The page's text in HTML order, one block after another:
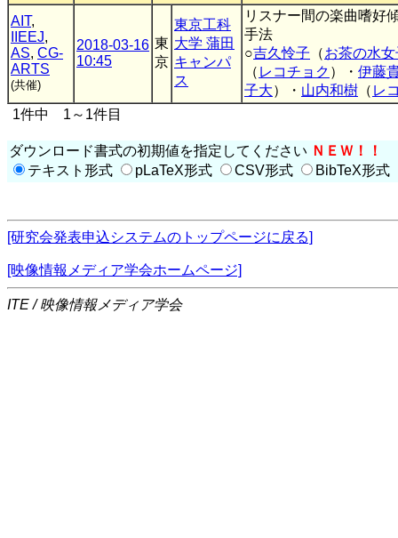
AIT,
IIEEJ,
AS, CG-
ARTS
(共催)
2018-03-16
10:45
東
京
東京工科
大学 蒲田
キャンパ
ス
リスナー間の楽曲嗜好
手法
○吉久怜子 （お茶の水
（ レコチョク ）・ 伊藤
子大）・ 山内和樹 （ レ
1件中 1～1件目
ダウンロード書式の初期値を指定してください ＮＥＷ！！
テキスト形式
pLaTeX形式 CSV形式 BibTeX形式
[研究会発表申込システムのトップページに戻る]
[映像情報メディア学会ホームページ]
ITE / 映像情報メディア学会